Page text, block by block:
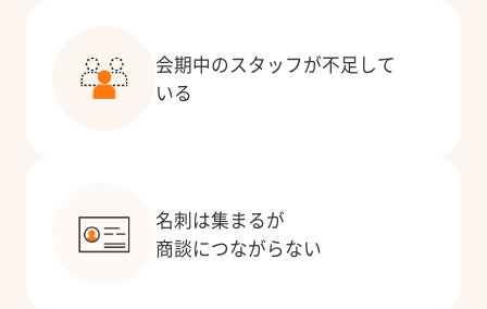
会期中のスタッフが不足して
いる
名刺は集まるが
商談につながらない